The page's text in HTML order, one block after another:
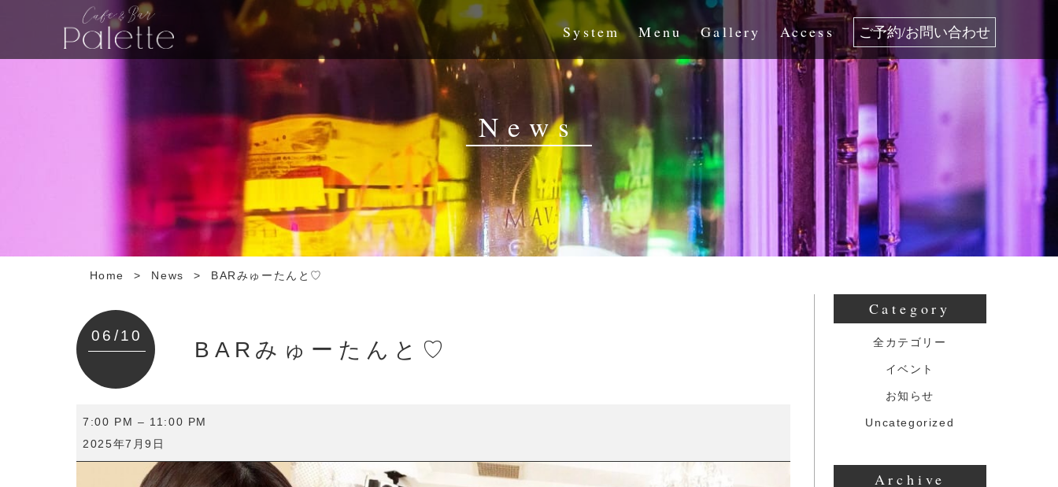
System Menu Gallery Access ご予約/お問い合わせ
News
Home > News > BARみゅーたんと♡
06/10
BARみゅーたんと♡
BAR
み
ゅ
7:00 PM – 11:00 PM
2025年7月9日
Category
全カテゴリー
イベント
お知らせ
Uncategorized
Archive